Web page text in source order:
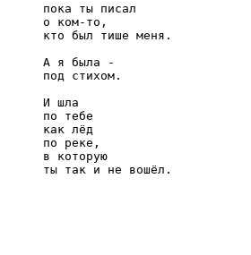
пока ты писал
о ком-то,
кто был тише меня.
А я была -
под стихом.
И шла
по тебе
как лёд
по реке,
в которую